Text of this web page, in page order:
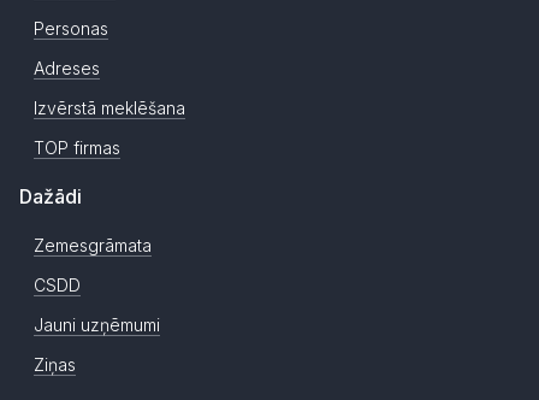
Personas
Adreses
Izvērstā meklēšana
TOP firmas
Dažādi
Zemesgrāmata
CSDD
Jauni uzņēmumi
Ziņas